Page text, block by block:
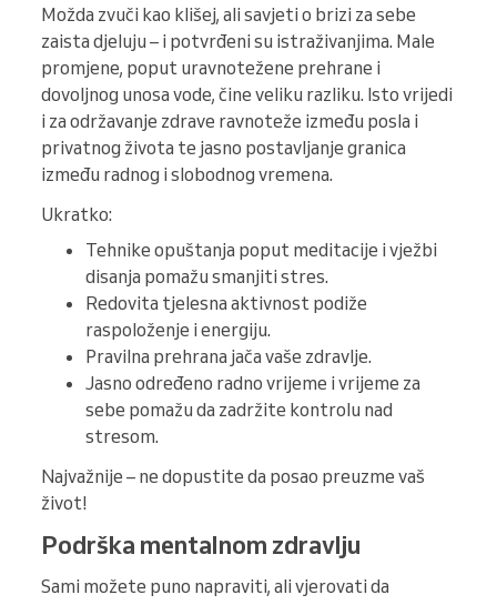
Možda zvuči kao klišej, ali savjeti o brizi za sebe
zaista djeluju – i potvrđeni su istraživanjima. Male
promjene, poput uravnotežene prehrane i
dovoljnog unosa vode, čine veliku razliku. Isto vrijedi
i za održavanje zdrave ravnoteže između posla i
privatnog života te jasno postavljanje granica
između radnog i slobodnog vremena.
Ukratko:
Tehnike opuštanja poput meditacije i vježbi
disanja pomažu smanjiti stres.
Redovita tjelesna aktivnost podiže
raspoloženje i energiju.
Pravilna prehrana jača vaše zdravlje.
Jasno određeno radno vrijeme i vrijeme za
sebe pomažu da zadržite kontrolu nad
stresom.
Najvažnije – ne dopustite da posao preuzme vaš
život!
Podrška mentalnom zdravlju
Sami možete puno napraviti, ali vjerovati da